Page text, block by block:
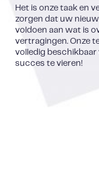
Het is onze taak en
zorgen dat uw
voldoen aan wat is
vertragingen. Onze
volledig
succes te vieren!